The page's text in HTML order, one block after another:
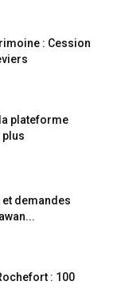
: Cession
plateforme
plus
demandes
: 100